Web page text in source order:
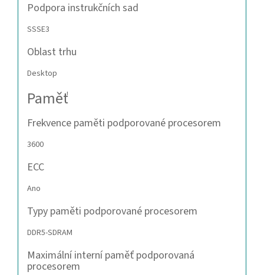
Podpora instrukčních sad
SSSE3
Oblast trhu
Desktop
Paměť
Frekvence paměti podporované procesorem
3600
ECC
Ano
Typy paměti podporované procesorem
DDR5-SDRAM
Maximální interní paměť podporovaná
procesorem